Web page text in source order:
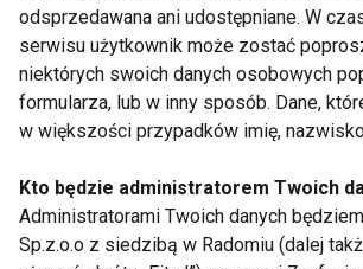
żywności Soeks
W jaki sposób można weryfikować
korzystając z testera? Jest to
proste. Mimo tego iż urządzenie
zaawansowanych funkcji, jego
powinno sprawiać większych
laikom. Wystarczy, żeumieścimy
odsprzedawana ani udostępniane. W
serwisu użytkownik może zostać
niektórych swoich danych osobowych
formularza, lub w inny sposób. Dane,
w większości przypadków imię,
Kto będzie administratorem Twoich
Administratorami Twoich danych
Sp.z.o.o z siedzibą w Radomiu (dalej